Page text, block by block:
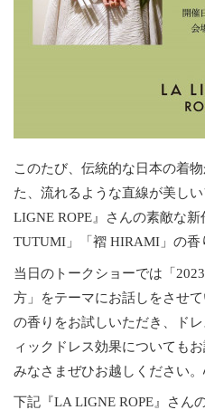
このたび、伝統的な日本の着
た、流れるような直線が美し
LIGNE ROPE』さんの素敵な
TUTUMI」「褶 HIRAMI」の香
当日のトークショーでは「
方」をテーマにお話しをさせ
の香りをお試しいただき、ド
ィックドレス効果についても
みなさまぜひお越しください
下記『LA LIGNE ROPE』さん